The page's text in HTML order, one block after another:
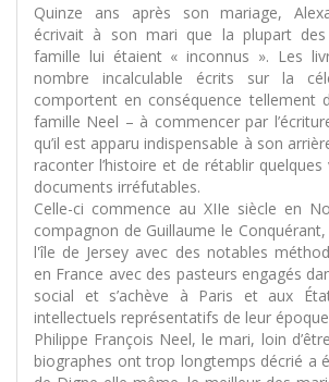
Quinze ans après son mariage,
écrivait à son mari que la plupart
famille lui étaient « inconnus ». Les
nombre incalculable écrits sur la
comportent en conséquence tellement
famille Neel – à commencer par
qu’il est apparu indispensable à son
raconter l’histoire et de rétablir
documents irréfutables.
Celle-ci commence au XIIe siècle en
compagnon de Guillaume le
l'île de Jersey avec des notables
en France avec des pasteurs engagés
social et s’achève à Paris et aux
intellectuels représentatifs de leur
Philippe François Neel, le mari, loin
biographes ont trop longtemps décrié a